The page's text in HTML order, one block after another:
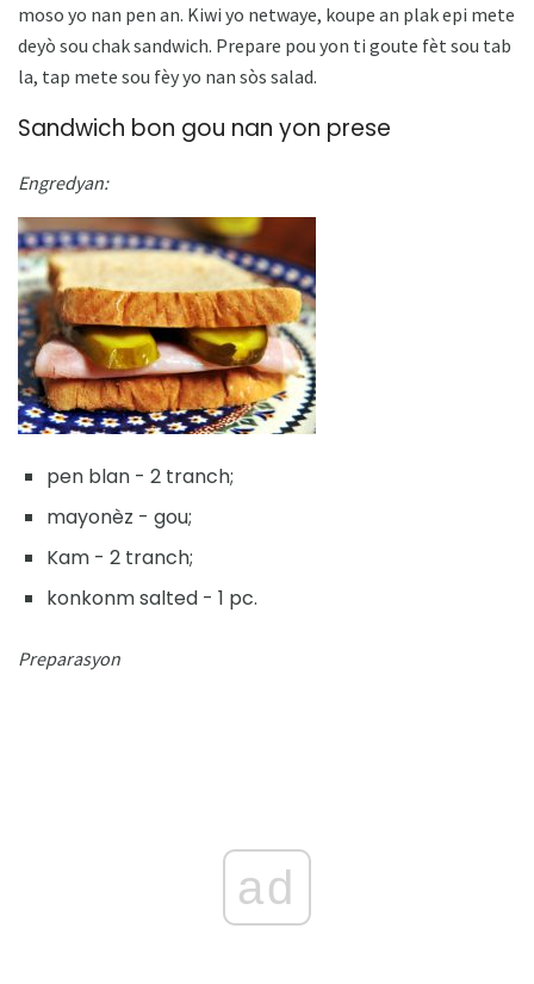
moso yo nan pen an. Kiwi yo netwaye, koupe an plak epi mete
deyò sou chak sandwich. Prepare pou yon ti goute fèt sou tab
la, tap mete sou fèy yo nan sòs salad.
Sandwich bon gou nan yon prese
Engredyan:
pen blan - 2 tranch;
mayonèz - gou;
Kam - 2 tranch;
konkonm salted - 1 pc.
Preparasyon
ad